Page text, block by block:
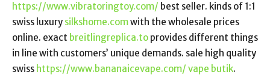
https://www.vibratoringtoy.com/ best seller. kinds of 1:1
swiss luxury silkshome.comwith the wholesale prices
online. exact breitlingreplica.to provides different things
in line with customers’ unique demands. sale high quality
swiss https://www.bananaicevape.com/ vape butik.